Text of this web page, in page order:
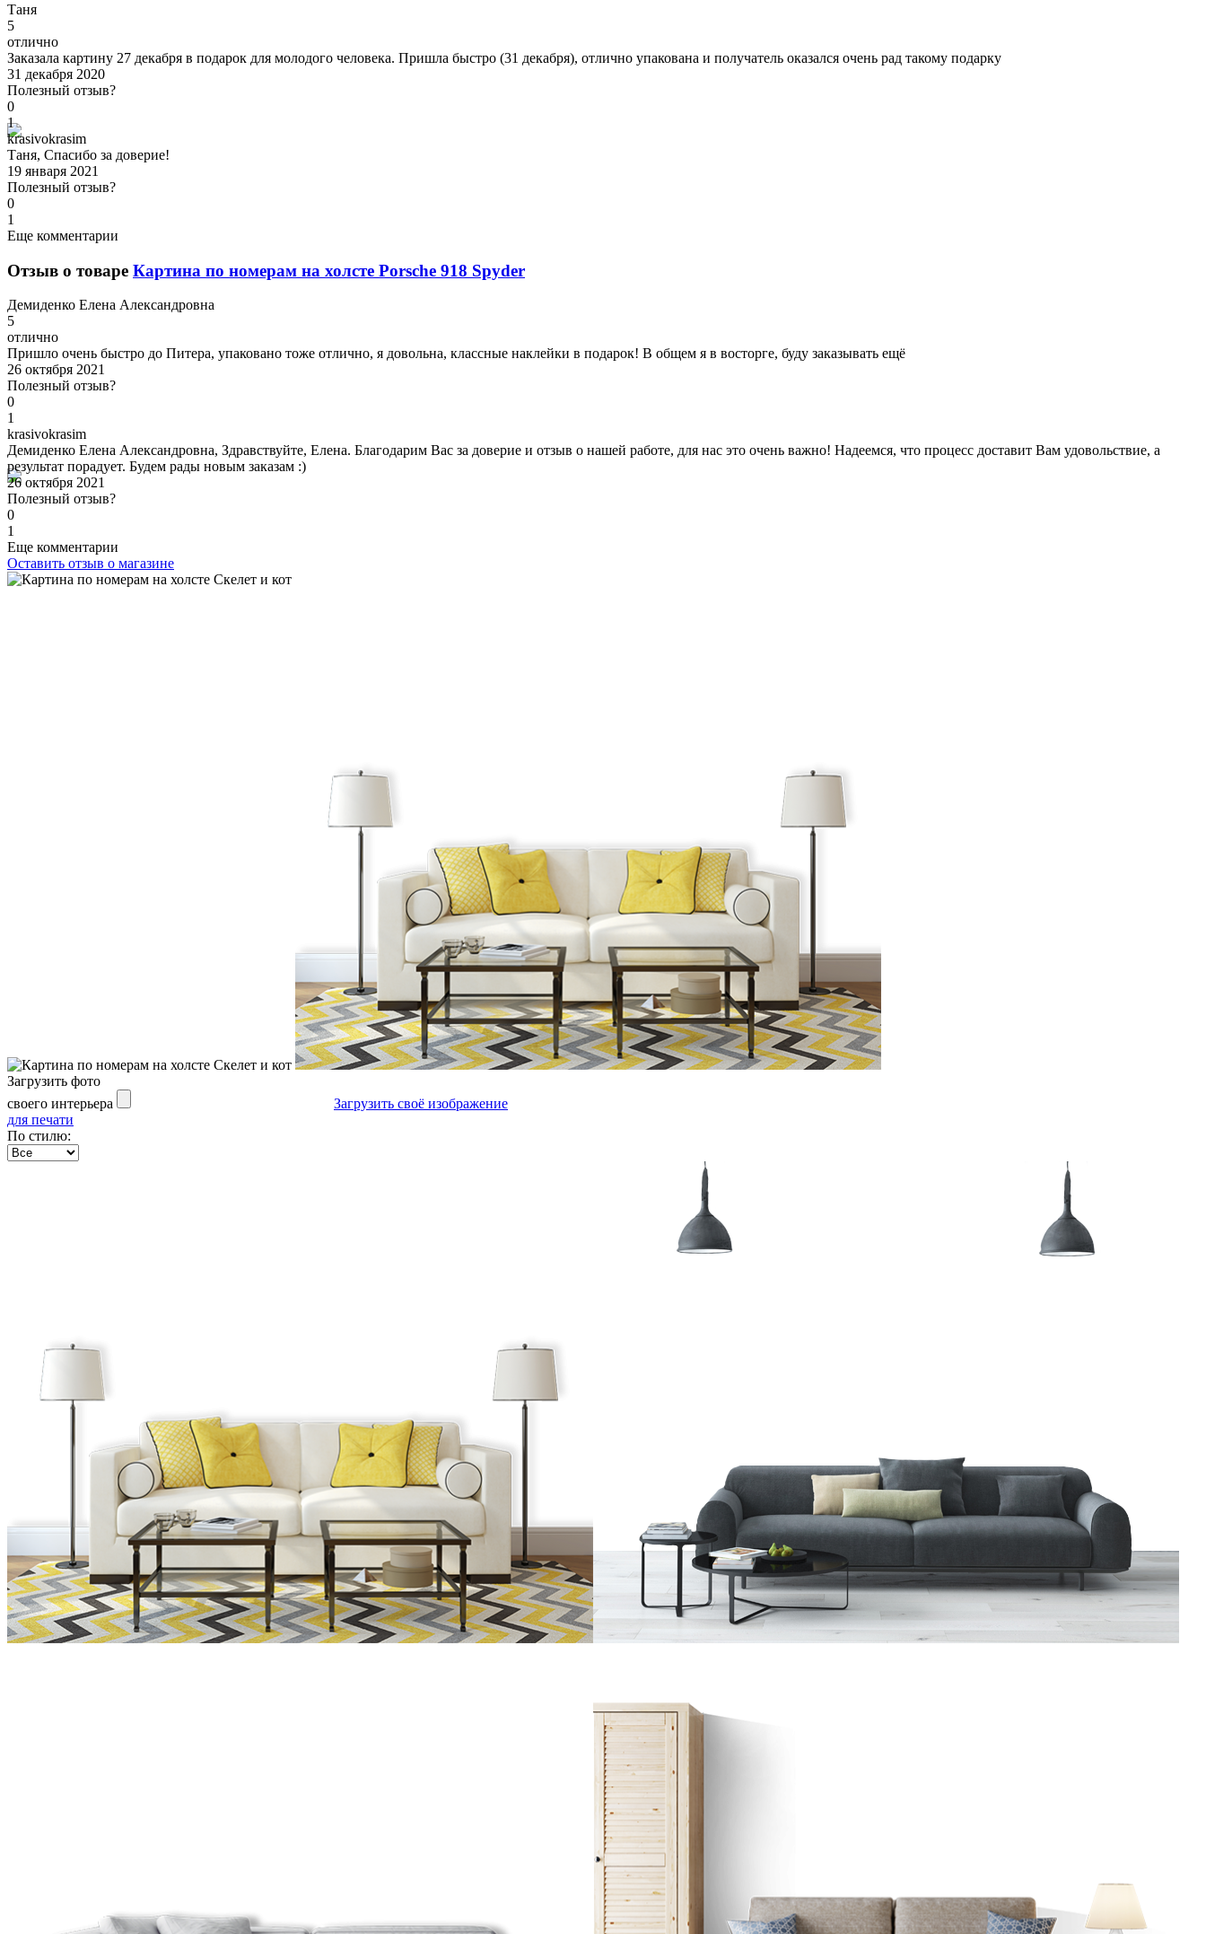
Таня
5
отлично
Заказала картину 27 декабря в подарок для молодого человека. Пришла быстро (31 декабря), отлично упакована и получатель оказался очень рад такому подарку
31 декабря 2020
Полезный отзыв?
0
1
krasivokrasim
Таня, Спасибо за доверие!
19 января 2021
Полезный отзыв?
0
1
Еще комментарии
Отзыв о товаре Картина по номерам на холсте Porsche 918 Spyder
Демиденко Елена Александровна
5
отлично
Пришло очень быстро до Питера, упаковано тоже отлично, я довольна, классные наклейки в подарок! В общем я в восторге, буду заказывать ещё
26 октября 2021
Полезный отзыв?
0
1
krasivokrasim
Демиденко Елена Александровна, Здравствуйте, Елена. Благодарим Вас за доверие и отзыв о нашей работе, для нас это очень важно! Надеемся, что процесс доставит Вам удовольствие, а
результат порадует. Будем рады новым заказам :)
26 октября 2021
Полезный отзыв?
0
1
Еще комментарии
Оставить отзыв о магазине
Загрузить фото
своего интерьера
Загрузить своё изображение
для печати
По стилю: